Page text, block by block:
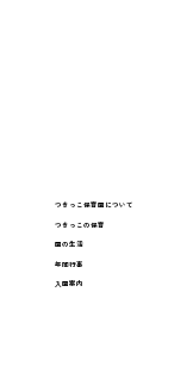
つきっこ保育園について
つきっこの保育
園の生活
年間行事
入園案内